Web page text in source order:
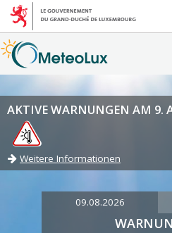
AKTIVE WARNUNGEN AM 9.
Weitere Informationen
09.08.2026